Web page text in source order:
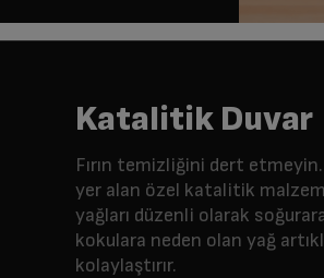
Katalitik Duvar
Fırın temizliğini dert etmeyin.
yer alan özel katalitik
yağları düzenli olarak
kokulara neden olan yağ
kolaylaştırır.